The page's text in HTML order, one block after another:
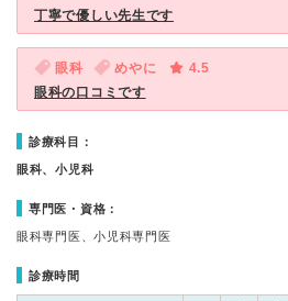
丁寧で優しい先生です
眼科 めやに
4.5
眼科の口コミです
診療科目：
眼科、小児科
専門医・資格：
眼科専門医、小児科専門医
診療時間